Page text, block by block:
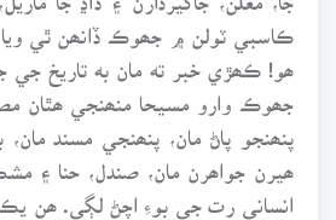
ڪاسبي ٽولن ۾ جھوڪ ڏانھن ٿي
ھو! ڪھڙي خبر ته مان به تاريخ جي
جھوڪ وارو مسيحا منھنجي ھٿان
پنھنجو پاڻ مان، پنھنجي مسند
ھيرن جواھرن مان، صندل، حنا ۽
انساني رت جي بوءِ اچڻ لڳي. ھن